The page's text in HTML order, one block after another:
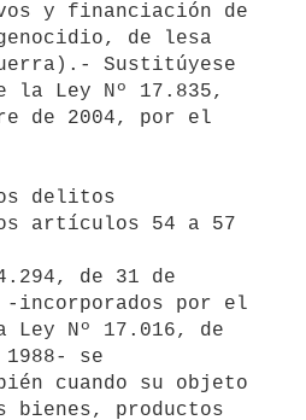
de lesa
Sustitúyese
Ley Nº 17.835,
de 2004, por el
delitos
artículos 54 a 57
de 31 de
-incorporados por el
Nº 17.016, de
se
cuando su objeto
bienes, productos